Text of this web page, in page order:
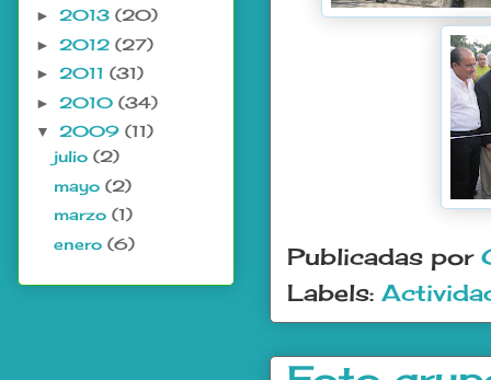
Publicadas por
Labels:
► 2013 (20)
► 2012 (27)
► 2011 (31)
► 2010 (34)
▼ 2009 (11)
julio (2)
mayo (2)
marzo (1)
enero (6)